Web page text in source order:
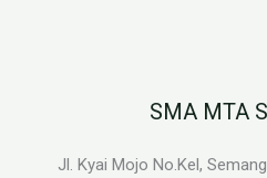
SMA MTA
Jl. Kyai Mojo No.Kel,